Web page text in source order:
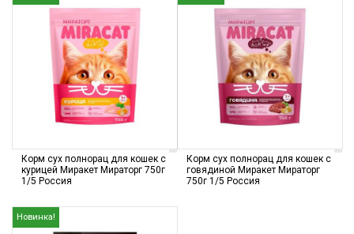
Корм сух полнорац для кошек с
курицей Миракет Мираторг 750г
1/5 Россия
Корм сух полнорац для кошек с
говядиной Миракет Мираторг
750г 1/5 Россия
Новинка!